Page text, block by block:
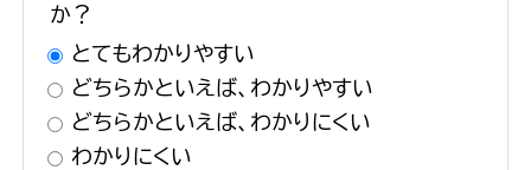
か？
とてもわかりやすい
どちらかといえば、わかりやすい
どちらかといえば、わかりにくい
わかりにくい